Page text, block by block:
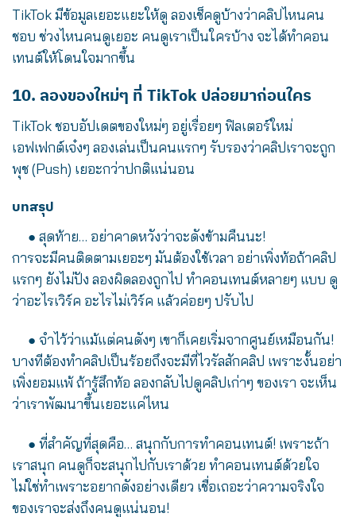
TikTok มีข้อมูลเยอะแยะให้ดู ลองเช็คดูบ้างว่าคลิปไหนคน
ชอบ ช่วงไหนคนดูเยอะ คนดูเราเป็นใครบ้าง จะได้ทำคอน
เทนต์ให้โดนใจมากขึ้น
10. ลองของใหม่ๆ ที่ TikTok ปล่อยมาก่อนใคร
TikTok ชอบอัปเดตของใหม่ๆ อยู่เรื่อยๆ ฟิลเตอร์ใหม่
เอฟเฟกต์เจ๋งๆ ลองเล่นเป็นคนแรกๆ รับรองว่าคลิปเราจะถูก
พุช (Push) เยอะกว่าปกติแน่นอน
บทสรุป
● สุดท้าย… อย่าคาดหวังว่าจะดังข้ามคืนนะ!
การจะมีคนติดตามเยอะๆ มันต้องใช้เวลา อย่าเพิ่งท้อถ้าคลิป
แรกๆ ยังไม่ปัง ลองผิดลองถูกไป ทำคอนเทนต์หลายๆ แบบ ดู
ว่าอะไรเวิร์ค อะไรไม่เวิร์ค แล้วค่อยๆ ปรับไป
● จำไว้ว่าแม้แต่คนดังๆ เขาก็เคยเริ่มจากศูนย์เหมือนกัน!
บางทีต้องทำคลิปเป็นร้อยถึงจะมีที่ไวรัลสักคลิป เพราะงั้นอย่า
เพิ่งยอมแพ้ ถ้ารู้สึกท้อ ลองกลับไปดูคลิปเก่าๆ ของเรา จะเห็น
ว่าเราพัฒนาขึ้นเยอะแค่ไหน
● ที่สำคัญที่สุดคือ… สนุกกับการทำคอนเทนต์! เพราะถ้า
เราสนุก คนดูก็จะสนุกไปกับเราด้วย ทำคอนเทนต์ด้วยใจ
ไม่ใช่ทำเพราะอยากดังอย่างเดียว เชื่อเถอะว่าความจริงใจ
ของเราจะส่งถึงคนดูแน่นอน!